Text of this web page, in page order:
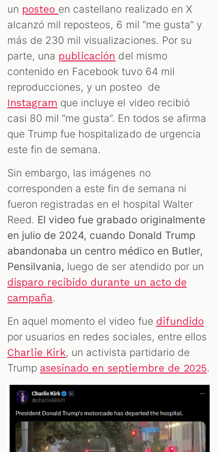
un posteo en castellano realizado en X
alcanzó mil reposteos, 6 mil “me gusta” y
más de 230 mil visualizaciones. Por su
parte, una publicación del mismo
contenido en Facebook tuvo 64 mil
reproducciones, y un posteo de
Instagram que incluye el video recibió
casi 80 mil “me gusta”. En todos se afirma
que Trump fue hospitalizado de urgencia
este fin de semana.
Sin embargo, las imágenes no
corresponden a este fin de semana ni
fueron registradas en el hospital Walter
Reed. El video fue grabado originalmente
en julio de 2024, cuando Donald Trump
abandonaba un centro médico en Butler,
Pensilvania, luego de ser atendido por un
disparo recibido durante un acto de
campaña.
En aquel momento el video fue difundido
por usuarios en redes sociales, entre ellos
Charlie Kirk, un activista partidario de
Trump asesinado en septiembre de 2025.